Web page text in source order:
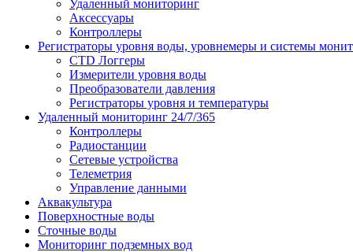
Удаленный мониторинг
Аксессуары
Контроллеры
Регистраторы уровня воды, уровнемеры и системы
CTD Логгеры
Измерители уровня воды
Преобразователи давления
Регистраторы уровня и температуры
Удаленный мониторинг 24/7/365
Контроллеры
Радиостанции
Сетевые устройства
Телеметрия
Управление данными
Аквакультура
Поверхностные воды
Сточные воды
Мониторинг подземных вод